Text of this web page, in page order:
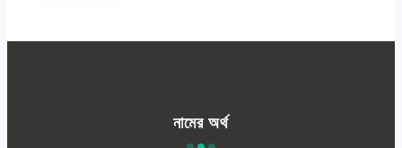
নামের অর্থ